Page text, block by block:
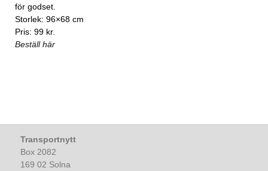
för godset.
Storlek: 96×68 cm
Pris: 99 kr.
Beställ här
Transportnytt
Box 2082
169 02 Solna